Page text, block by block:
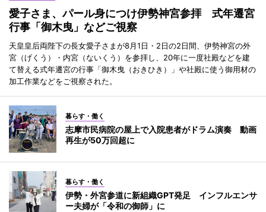
愛子さま、パール身につけ伊勢神宮参拝 式年遷宮
行事「御木曳」などご視察
天皇皇后両陛下の長女愛子さまが8月1日・2日の2日間、伊勢神宮の外
宮（げくう）・内宮（ないくう）を参拝し、20年に一度社殿などを建
て替える式年遷宮の行事「御木曳（おきひき）」や社殿に使う御用材の
加工作業などをご視察された。
暮らす・働く
志摩市民病院の屋上で入院患者がドラム演奏 動画
再生が50万回超に
暮らす・働く
伊勢・外宮参道に新組織GPT発足 インフルエンサ
ー夫婦が「令和の御師」に